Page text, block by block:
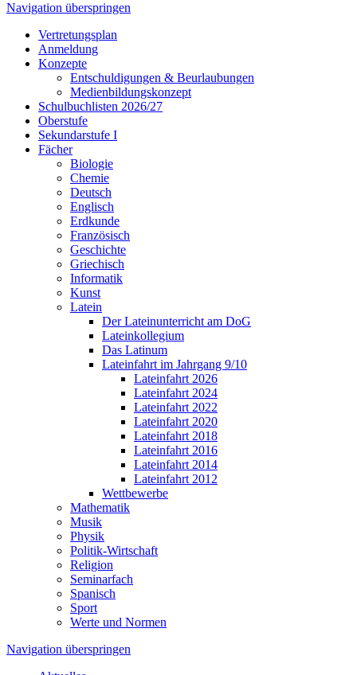
Navigation überspringen
Vertretungsplan
Anmeldung
Konzepte
Entschuldigungen & Beurlaubungen
Medienbildungskonzept
Schulbuchlisten 2026/27
Oberstufe
Sekundarstufe I
Fächer
Biologie
Chemie
Deutsch
Englisch
Erdkunde
Französisch
Geschichte
Griechisch
Informatik
Kunst
Latein
Der Lateinunterricht am DoG
Lateinkollegium
Das Latinum
Lateinfahrt im Jahrgang 9/10
Lateinfahrt 2026
Lateinfahrt 2024
Lateinfahrt 2022
Lateinfahrt 2020
Lateinfahrt 2018
Lateinfahrt 2016
Lateinfahrt 2014
Lateinfahrt 2012
Wettbewerbe
Mathematik
Musik
Physik
Politik-Wirtschaft
Religion
Seminarfach
Spanisch
Sport
Werte und Normen
Navigation überspringen